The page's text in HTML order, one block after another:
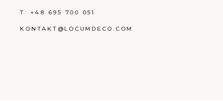
T: +48 695 700 051
KONTAKT@LOCUMDECO.COM